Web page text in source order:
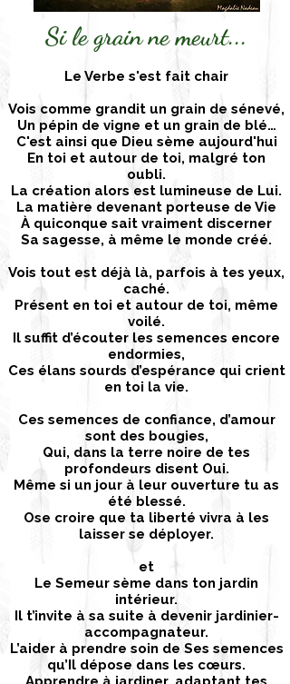
Si le grain ne meurt...
Le Verbe s'est fait chair
Vois comme grandit un grain de sénevé,
Un pépin de vigne et un grain de blé…
C'est ainsi que Dieu sème aujourd'hui
En toi et autour de toi, malgré ton
oubli.
La création alors est lumineuse de Lui.
La matière devenant porteuse de Vie
À quiconque sait vraiment discerner
Sa sagesse, à même le monde créé.
Vois tout est déjà là, parfois à tes yeux,
caché.
Présent en toi et autour de toi, même
voilé.
Il suffit d’écouter les semences encore
endormies,
Ces élans sourds d’espérance qui crient
en toi la vie.
Ces semences de confiance, d’amour
sont des bougies,
Qui, dans la terre noire de tes
profondeurs disent Oui.
Même si un jour à leur ouverture tu as
été blessé.
Ose croire que ta liberté vivra à les
laisser se déployer.
et
Le Semeur sème dans ton jardin
intérieur.
Il t’invite à sa suite à devenir jardinier-
accompagnateur.
L’aider à prendre soin de Ses semences
qu’Il dépose dans les cœurs.